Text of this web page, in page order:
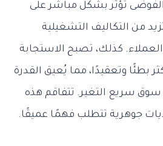
الفوضى تؤثر بشكل مباشر على
من التكاليف التشغيلية
كذلك، تصبح الاستجابة
بطئًا وتعقيدًا، مما يُعيق القدرة
سريع التغير. تتفاقم هذه
جوهرية تتطلب فهمًا عميقًا.